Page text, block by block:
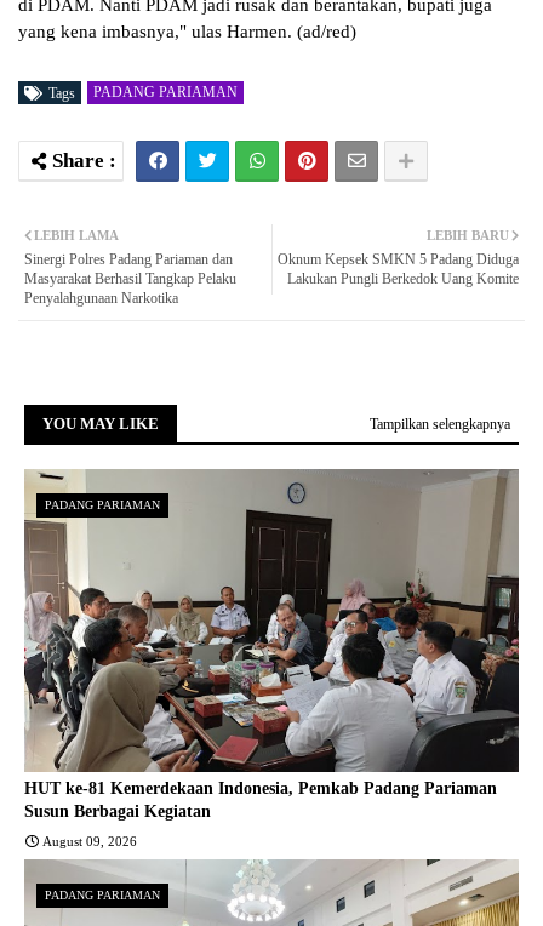
di PDAM. Nanti PDAM jadi rusak dan berantakan, bupati juga
yang kena imbasnya," ulas Harmen. (ad/red)
Tags PADANG PARIAMAN
LEBIH BARU
Oknum Kepsek SMKN 5 Padang Diduga
Lakukan Pungli Berkedok Uang Komite
LEBIH LAMA
Sinergi Polres Padang Pariaman dan
Masyarakat Berhasil Tangkap Pelaku
Penyalahgunaan Narkotika
YOU MAY LIKE Tampilkan selengkapnya
PADANG PARIAMAN
HUT ke-81 Kemerdekaan Indonesia, Pemkab Padang Pariaman
Susun Berbagai Kegiatan
August 09, 2026
PADANG PARIAMAN